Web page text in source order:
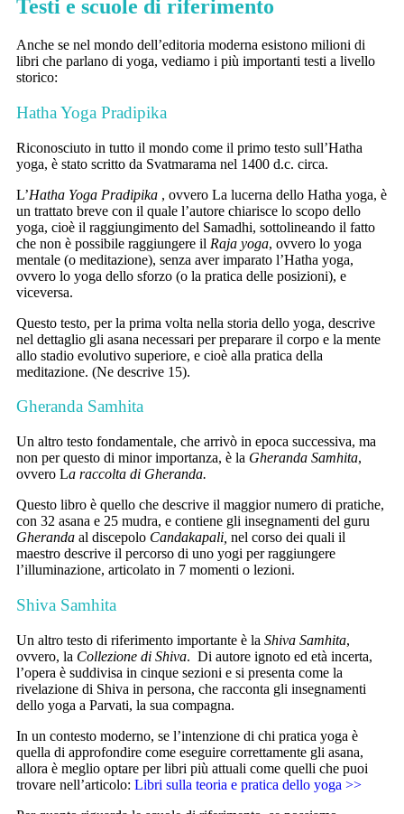
Testi e scuole di riferimento
Anche se nel mondo dell’editoria moderna esistono milioni di
libri che parlano di yoga, vediamo i più importanti testi a livello
storico:
Hatha Yoga Pradipika
Riconosciuto in tutto il mondo come il primo testo sull’Hatha
yoga, è stato scritto da Svatmarama nel 1400 d.c. circa.
L’Hatha Yoga Pradipika , ovvero La lucerna dello Hatha yoga, è
un trattato breve con il quale l’autore chiarisce lo scopo dello
yoga, cioè il raggiungimento del Samadhi, sottolineando il fatto
che non è possibile raggiungere il Raja yoga, ovvero lo yoga
mentale (o meditazione), senza aver imparato l’Hatha yoga,
ovvero lo yoga dello sforzo (o la pratica delle posizioni), e
viceversa.
Questo testo, per la prima volta nella storia dello yoga, descrive
nel dettaglio gli asana necessari per preparare il corpo e la mente
allo stadio evolutivo superiore, e cioè alla pratica della
meditazione. (Ne descrive 15).
Gheranda Samhita
Un altro testo fondamentale, che arrivò in epoca successiva, ma
non per questo di minor importanza, è la Gheranda Samhita,
ovvero La raccolta di Gheranda.
Questo libro è quello che descrive il maggior numero di pratiche,
con 32 asana e 25 mudra, e contiene gli insegnamenti del guru
Gheranda al discepolo Candakapali, nel corso dei quali il
maestro descrive il percorso di uno yogi per raggiungere
l’illuminazione, articolato in 7 momenti o lezioni.
Shiva Samhita
Un altro testo di riferimento importante è la Shiva Samhita,
ovvero, la Collezione di Shiva. Di autore ignoto ed età incerta,
l’opera è suddivisa in cinque sezioni e si presenta come la
rivelazione di Shiva in persona, che racconta gli insegnamenti
dello yoga a Parvati, la sua compagna.
In un contesto moderno, se l’intenzione di chi pratica yoga è
quella di approfondire come eseguire correttamente gli asana,
allora è meglio optare per libri più attuali come quelli che puoi
trovare nell’articolo: Libri sulla teoria e pratica dello yoga >>